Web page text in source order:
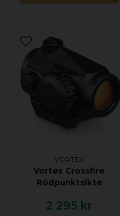
VORTEX
Vortex Crossfire
Rödpunktsikte
2 295 kr